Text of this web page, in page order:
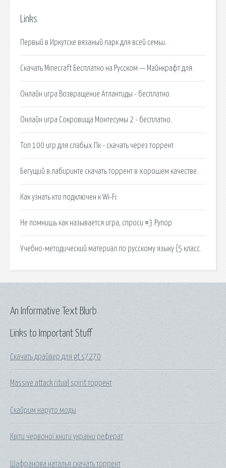
Links
Первый в Иркутске вязаный парк для всей семьи.
Скачать Minecraft Бесплатно на Русском — Майнкрафт для.
Онлайн игра Возвращение Атлантиды - бесплатно.
Онлайн игра Сокровища Монтесумы 2 - бесплатно.
Топ 100 игр для слабых Пк - скачать через торрент.
Бегущий в лабиринте скачать торрент в хорошем качестве.
Как узнать кто подключен к Wi-Fi.
Не помнишь как называется игра, спроси #3 Рупор.
Учебно-методический материал по русскому языку (5 класс.
Links to Important Stuff
Скачать драйвер для gt s7270
Massive attack ritual spirit торрент
Скайрим наруто моды
Квіти червоної книги україни реферат
Шафранова наталья скачать торрент
An Informative Text Blurb